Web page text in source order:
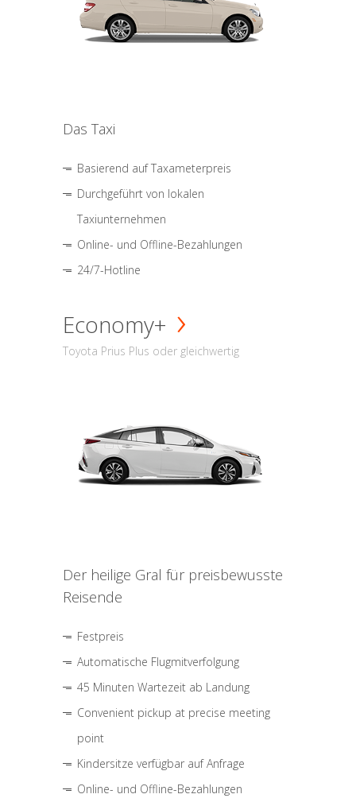
Das Taxi
Basierend auf Taxameterpreis
Durchgeführt von lokalen
Taxiunternehmen
Online- und Offline-Bezahlungen
24/7-Hotline
Economy+
Toyota Prius Plus oder gleichwertig
Der heilige Gral für preisbewusste
Reisende
Festpreis
Automatische Flugmitverfolgung
45 Minuten Wartezeit ab Landung
Convenient pickup at precise meeting
point
Kindersitze verfügbar auf Anfrage
Online- und Offline-Bezahlungen